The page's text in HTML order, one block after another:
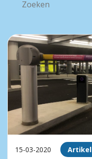
15-03-2020 Artikel